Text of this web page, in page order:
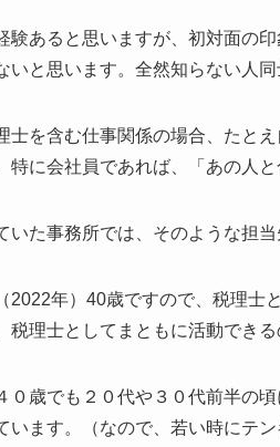
験あると思いますが、初対面の
いと思います。全然知らない人
士を含む仕事関係の場合、たと
特に会社員であれば、「あの人
いた事務所では、そのような担
2022年）40歳ですので、税理士
税理士としてまともに活動でき
０歳でも２０代や３０代前半の
います。（なので、若い時にテ